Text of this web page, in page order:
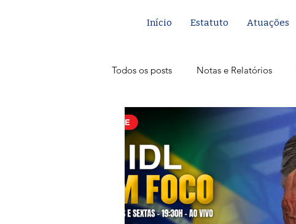
Início Estatuto Atuações
Todos os posts Notas e Relatórios
Justiça e Segurança